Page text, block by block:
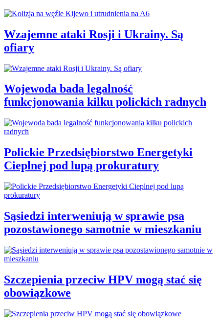
Wzajemne ataki Rosji i Ukrainy. Są
ofiary
Wojewoda bada legalność
funkcjonowania kilku polickich radnych
Polickie Przedsiębiorstwo Energetyki
Cieplnej pod lupą prokuratury
Sąsiedzi interweniują w sprawie psa
pozostawionego samotnie w mieszkaniu
Szczepienia przeciw HPV mogą stać się
obowiązkowe